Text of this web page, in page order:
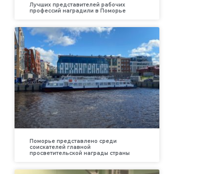
Лучших представителей рабочих
профессий наградили в Поморье
Поморье представлено среди
соискателей главной
просветительской награды страны